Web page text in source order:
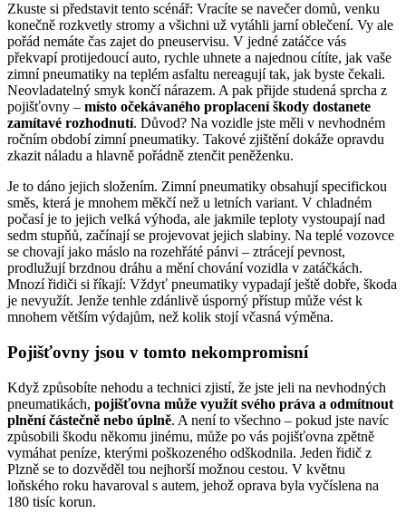
Zkuste si představit tento scénář: Vracíte se navečer domů, venku
konečně rozkvetly stromy a všichni už vytáhli jarní oblečení. Vy ale
pořád nemáte čas zajet do pneuservisu. V jedné zatáčce vás
překvapí protijedoucí auto, rychle uhnete a najednou cítíte, jak vaše
zimní pneumatiky na teplém asfaltu nereagují tak, jak byste čekali.
Neovladatelný smyk končí nárazem. A pak přijde studená sprcha z
pojišťovny – místo očekávaného proplacení škody dostanete
zamítavé rozhodnutí. Důvod? Na vozidle jste měli v nevhodném
ročním období zimní pneumatiky. Takové zjištění dokáže opravdu
zkazit náladu a hlavně pořádně ztenčit peněženku.
Je to dáno jejich složením. Zimní pneumatiky obsahují specifickou
směs, která je mnohem měkčí než u letních variant. V chladném
počasí je to jejich velká výhoda, ale jakmile teploty vystoupají nad
sedm stupňů, začínají se projevovat jejich slabiny. Na teplé vozovce
se chovají jako máslo na rozehřáté pánvi – ztrácejí pevnost,
prodlužují brzdnou dráhu a mění chování vozidla v zatáčkách.
Mnozí řidiči si říkají: Vždyť pneumatiky vypadají ještě dobře, škoda
je nevyužít. Jenže tenhle zdánlivě úsporný přístup může vést k
mnohem větším výdajům, než kolik stojí včasná výměna.
Pojišťovny jsou v tomto nekompromisní
Když způsobíte nehodu a technici zjistí, že jste jeli na nevhodných
pneumatikách, pojišťovna může využít svého práva a odmítnout
plnění částečně nebo úplně. A není to všechno – pokud jste navíc
způsobili škodu někomu jinému, může po vás pojišťovna zpětně
vymáhat peníze, kterými poškozeného odškodnila. Jeden řidič z
Plzně se to dozvěděl tou nejhorší možnou cestou. V květnu
loňského roku havaroval s autem, jehož oprava byla vyčíslena na
180 tisíc korun.